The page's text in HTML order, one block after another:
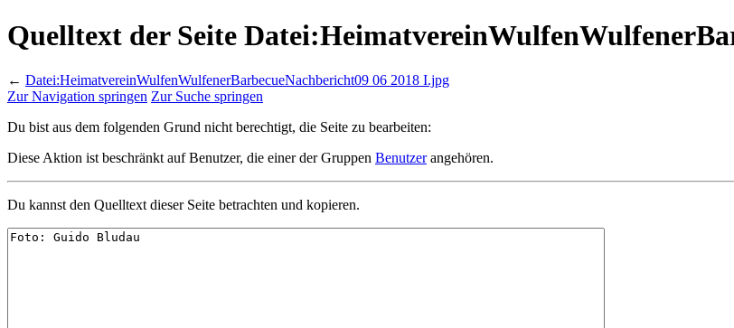
Quelltext der Seite
← Datei:HeimatvereinWulfenWulfenerBarbecueNachbericht09 06 2018 I.jpg
Zur Navigation springen Zur Suche springen
Du bist aus dem folgenden Grund nicht berechtigt, die Seite zu bearbeiten:
Diese Aktion ist beschränkt auf Benutzer, die einer der Gruppen Benutzerangehören.
Du kannst den Quelltext dieser Seite betrachten und kopieren.